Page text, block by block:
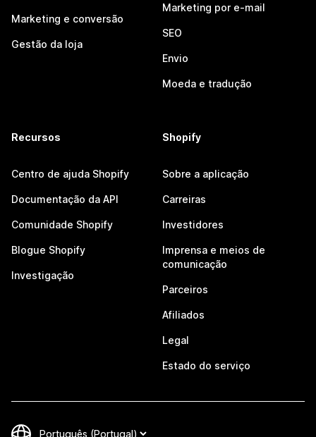
Marketing e conversão
Gestão da loja
Marketing por e-mail
SEO
Envio
Moeda e tradução
Recursos
Centro de ajuda Shopify
Documentação da API
Comunidade Shopify
Blogue Shopify
Investigação
Shopify
Sobre a aplicação
Carreiras
Investidores
Imprensa e meios de
comunicação
Parceiros
Afiliados
Legal
Estado do serviço